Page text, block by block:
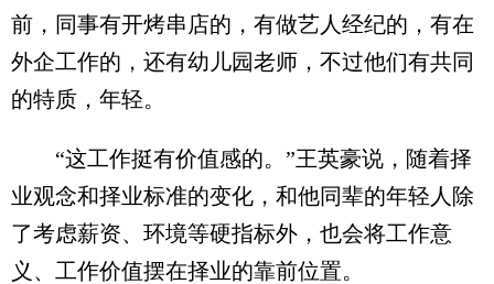
前，同事有开烤串店的，有做艺人经纪的，有在
外企工作的，还有幼儿园老师，不过他们有共同
的特质，年轻。
“这工作挺有价值感的。”王英豪说，随着择
业观念和择业标准的变化，和他同辈的年轻人除
了考虑薪资、环境等硬指标外，也会将工作意
义、工作价值摆在择业的靠前位置。